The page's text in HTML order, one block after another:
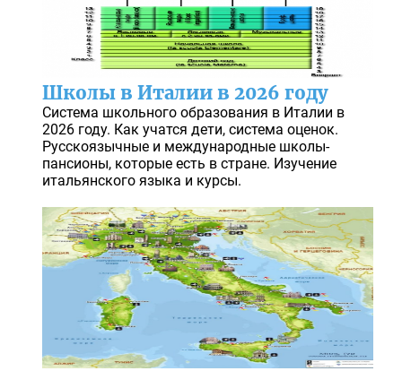
Школы в Италии в 2026 году
Система школьного образования в Италии в
2026 году. Как учатся дети, система оценок.
Русскоязычные и международные школы-
пансионы, которые есть в стране. Изучение
итальянского языка и курсы.